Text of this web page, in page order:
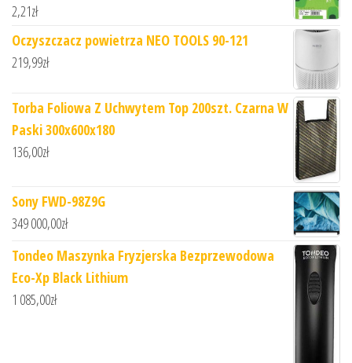
2,21zł
Oczyszczacz powietrza NEO TOOLS 90-121
219,99zł
Torba Foliowa Z Uchwytem Top 200szt. Czarna W
Paski 300x600x180
136,00zł
Sony FWD-98Z9G
349 000,00zł
Tondeo Maszynka Fryzjerska Bezprzewodowa
Eco-Xp Black Lithium
1 085,00zł